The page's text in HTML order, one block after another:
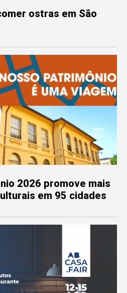
ostras em São
2026 promove mais
em 95 cidades